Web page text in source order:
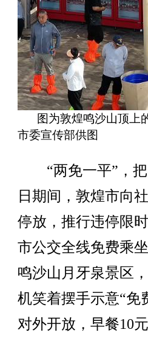
图为敦煌鸣沙山顶上
市委宣传部供图
“两免一平”，把
日期间，敦煌市向
停放，推行违停限
市公交全线免费乘
鸣沙山月牙泉景区
机笑着摆手示意“免
对外开放，早餐10